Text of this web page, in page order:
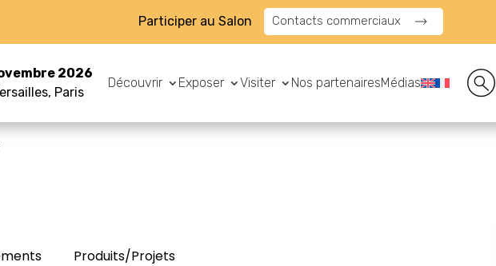
Participer au Salon Contacts commerciaux
2026
Paris
Découvrir Exposer Visiter Nos partenairesMédias
Produits/Projets